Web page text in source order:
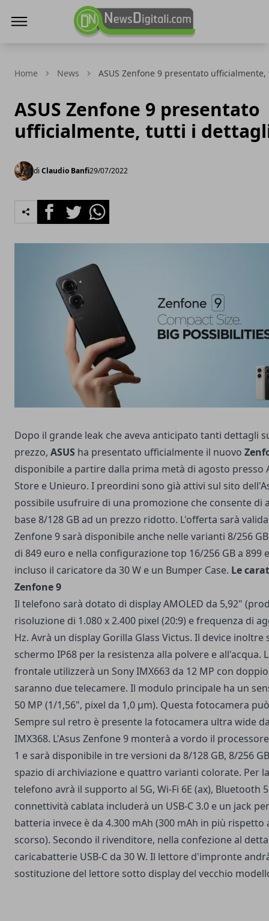
Home News ASUS Zenfone 9 presentato
ASUS Zenfone 9 presentato
ufficialmente, tutti i
di Claudio Banfi29/07/2022
FacebookTwitterWhatsapp
Dopo il grande leak che aveva anticipato tanti dettagli
prezzo, ASUS ha presentato ufficialmente il nuovo
disponibile a partire dalla prima metà di agosto presso
Store e Unieuro. I preordini sono già attivi sul sito
possibile usufruire di una promozione che consente di
base 8/128 GB ad un prezzo ridotto. L'offerta sarà
Zenfone 9 sarà disponibile anche nelle varianti 8/256
di 849 euro e nella configurazione top 16/256 GB a 899
incluso il caricatore da 30 W e un Bumper Case. Le
Zenfone 9
Il telefono sarà dotato di display AMOLED da 5,92"
risoluzione di 1.080 x 2.400 pixel (20:9) e frequenza di
Hz. Avrà un display Gorilla Glass Victus. Il device
schermo IP68 per la resistenza alla polvere e all'acqua.
frontale utilizzerà un Sony IMX663 da 12 MP con
saranno due telecamere. Il modulo principale ha un
50 MP (1/1,56", pixel da 1,0 µm). Questa fotocamera
Sempre sul retro è presente la fotocamera ultra wide
IMX368. L'Asus Zenfone 9 monterà a vordo il
1 e sarà disponibile in tre versioni da 8/128 GB, 8/256
spazio di archiviazione e quattro varianti colorate. Per
telefono avrà il supporto al 5G, Wi-Fi 6E (ax), Bluetooth
connettività cablata includerà un USB-C 3.0 e un jack
batteria invece è da 4.300 mAh (300 mAh in più
scorso). Secondo il rivenditore, nella confezione al
caricabatterie USB-C da 30 W. Il lettore d'impronte
sostituzione del lettore sotto display del vecchio